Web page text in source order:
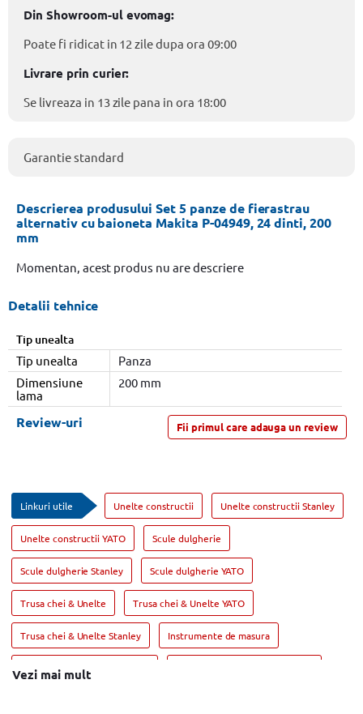
Din Showroom-ul evomag:
Poate fi ridicat in 12 zile dupa ora 09:00
Livrare prin curier:
Se livreaza in 13 zile pana in ora 18:00
Garantie standard
Descrierea produsului Set 5 panze de fierastrau
alternativ cu baioneta Makita P-04949, 24 dinti, 200
mm
Momentan, acest produs nu are descriere
Detalii tehnice
Tip unealta
Tip unealta
Panza
Dimensiune
lama
200 mm
Fii primul care adauga un review
Review-uri
Linkuri utile Unelte constructii Unelte constructii Stanley
Unelte constructii YATO Scule dulgherie
Scule dulgherie Stanley Scule dulgherie YATO
Trusa chei & Unelte Trusa chei & Unelte YATO
Trusa chei & Unelte Stanley Instrumente de masura
Instrumente de masura UNI-T
Vezi mai mult